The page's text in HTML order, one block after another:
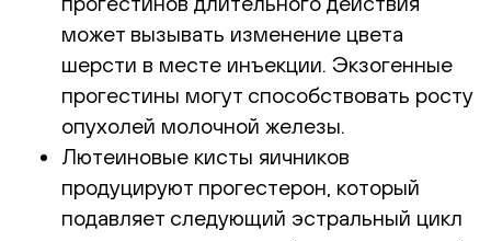
может вызывать изменение цвета
шерсти в месте инъекции. Экзогенные
прогестины могут способствовать росту
опухолей молочной железы.
Лютеиновые кисты яичников
продуцируют прогестерон, который
подавляет следующий эстральный цикл